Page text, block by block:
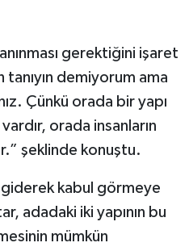
gerektiğini işaret
tanıyın demiyorum ama
Çünkü orada bir yapı
orada insanların
şeklinde konuştu.
kabul görmeye
adadaki iki yapının bu
mümkün